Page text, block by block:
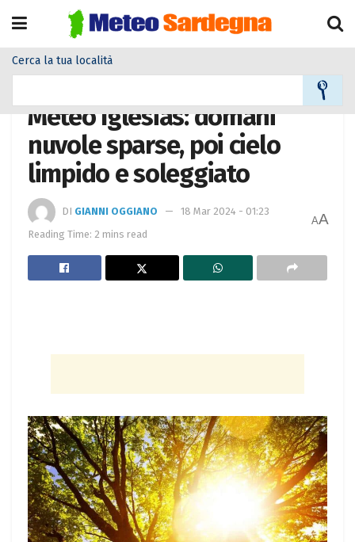
Cerca la tua località
Meteo Iglesias: domani
nuvole sparse, poi cielo
limpido e soleggiato
DI GIANNI OGGIANO
18 Mar 2024 - 01:23
Reading Time: 2 mins read
AA